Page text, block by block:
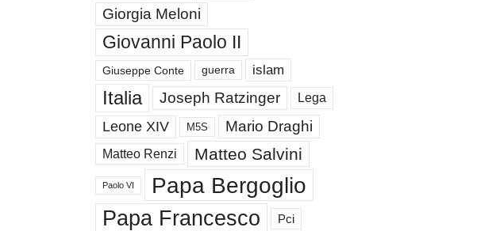
Giorgia Meloni
Giovanni Paolo II
Giuseppe Conte guerra islam
Italia Joseph Ratzinger Lega
Leone XIV M5S Mario Draghi
Matteo Renzi Matteo Salvini
Paolo VI Papa Bergoglio
Papa Francesco Pci